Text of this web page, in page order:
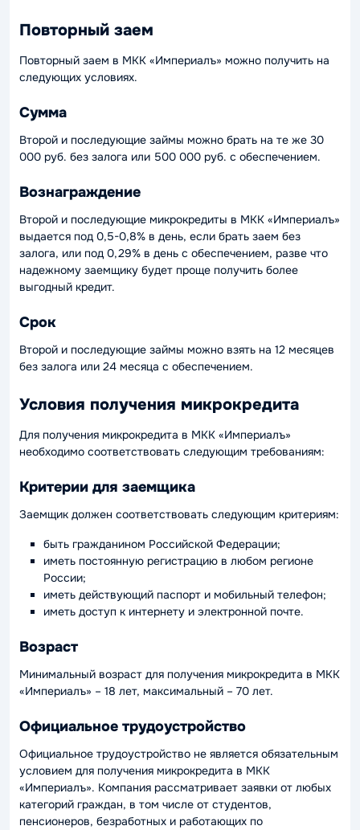
Повторный заем
Повторный заем в МКК «Империалъ» можно получить на
следующих условиях.
Сумма
Второй и последующие займы можно брать на те же 30
000 руб. без залога или 500 000 руб. с обеспечением.
Вознаграждение
Второй и последующие микрокредиты в МКК «Империалъ»
выдается под 0,5-0,8% в день, если брать заем без
залога, или под 0,29% в день с обеспечением, разве что
надежному заемщику будет проще получить более
выгодный кредит.
Срок
Второй и последующие займы можно взять на 12 месяцев
без залога или 24 месяца с обеспечением.
Условия получения микрокредита
Для получения микрокредита в МКК «Империалъ»
необходимо соответствовать следующим требованиям:
Критерии для заемщика
Заемщик должен соответствовать следующим критериям:
быть гражданином Российской Федерации;
иметь постоянную регистрацию в любом регионе
России;
иметь действующий паспорт и мобильный телефон;
иметь доступ к интернету и электронной почте.
Возраст
Минимальный возраст для получения микрокредита в МКК
«Империалъ» – 18 лет, максимальный – 70 лет.
Официальное трудоустройство
Официальное трудоустройство не является обязательным
условием для получения микрокредита в МКК
«Империалъ». Компания рассматривает заявки от любых
категорий граждан, в том числе от студентов,
пенсионеров, безработных и работающих по